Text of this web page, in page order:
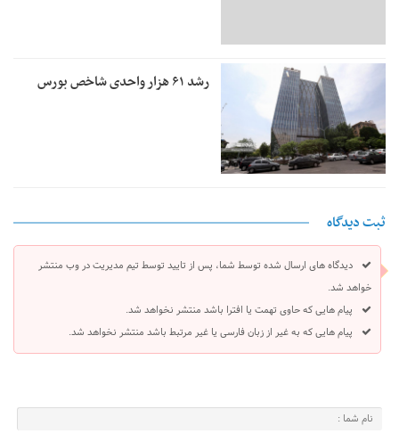
رشد ۶۱ هزار واحدی شاخص بورس
ثبت دیدگاه
دیدگاه های ارسال شده توسط شما، پس از تایید توسط تیم مدیریت در وب منتشر
خواهد شد.
پیام هایی که حاوی تهمت یا افترا باشد منتشر نخواهد شد.
پیام هایی که به غیر از زبان فارسی یا غیر مرتبط باشد منتشر نخواهد شد.